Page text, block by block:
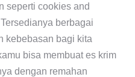
seperti cookies and
berbagai
kebebasan bagi kita
bisa membuat es krim
dengan remahan